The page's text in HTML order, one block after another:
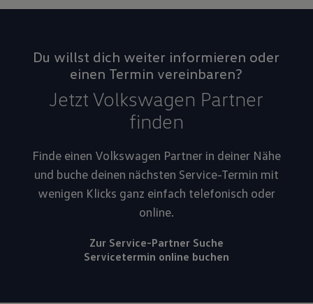
Du willst dich weiter informieren oder
einen Termin vereinbaren?
Jetzt Volkswagen Partner
finden
Finde einen Volkswagen Partner in deiner Nähe
und buche deinen nächsten Service-Termin mit
wenigen Klicks ganz einfach telefonisch oder
online.
Zur Service-Partner Suche
Servicetermin online buchen